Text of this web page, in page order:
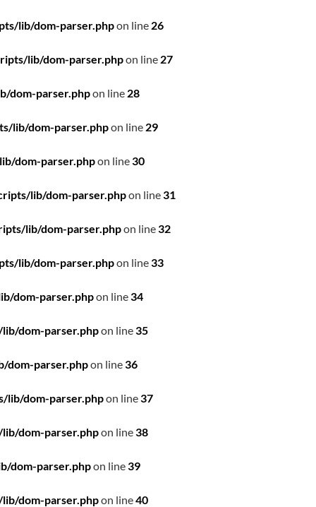
lib/dom-parser.phpon line 26
lib/dom-parser.phpon line 27
dom-parser.phpon line 28
lib/dom-parser.phpon line 29
dom-parser.phpon line30
lib/dom-parser.phpon line31
lib/dom-parser.phpon line32
lib/dom-parser.phpon line33
dom-parser.phpon line34
dom-parser.phpon line35
dom-parser.phpon line36
dom-parser.phpon line37
dom-parser.phpon line38
dom-parser.phpon line39
dom-parser.phpon line40